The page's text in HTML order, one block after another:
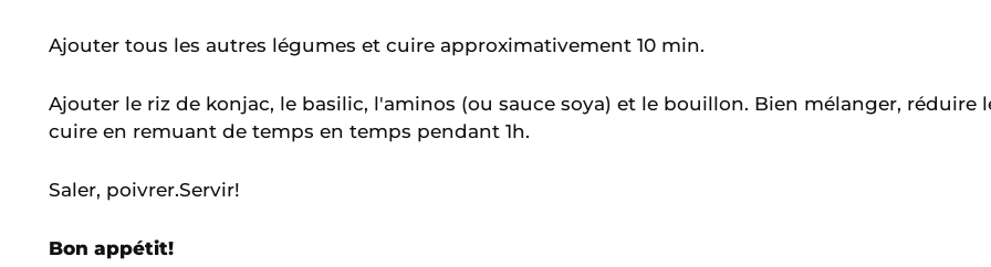
Ajouter tous les autres légumes et cuire approximativement 10 min.
Ajouter le riz de konjac, le basilic, l'aminos (ou sauce soya) et le bouillon. Bien mélanger,
cuire en remuant de temps en temps pendant 1h.
Saler, poivrer.Servir!
Bon appétit!